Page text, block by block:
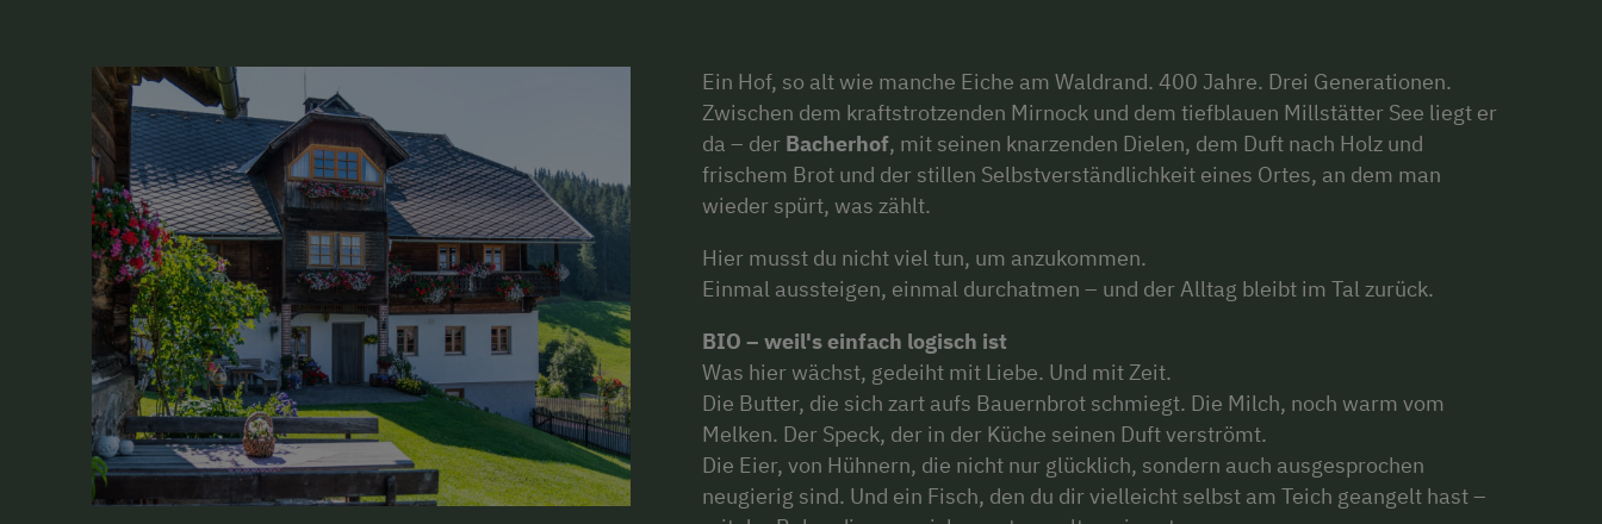
Ein Hof, so alt wie manche Eiche am Waldrand. 400 Jahre. Drei Generationen.
Zwischen dem kraftstrotzenden Mirnock und dem tiefblauen Millstätter See liegt er
da – der Bacherhof, mit seinen knarzenden Dielen, dem Duft nach Holz und
frischem Brot und der stillen Selbstverständlichkeit eines Ortes, an dem man
wieder spürt, was zählt.
Hier musst du nicht viel tun, um anzukommen.
Einmal aussteigen, einmal durchatmen – und der Alltag bleibt im Tal zurück.
BIO – weil's einfach logisch ist
Was hier wächst, gedeiht mit Liebe. Und mit Zeit.
Die Butter, die sich zart aufs Bauernbrot schmiegt. Die Milch, noch warm vom
Melken. Der Speck, der in der Küche seinen Duft verströmt.
Die Eier, von Hühnern, die nicht nur glücklich, sondern auch ausgesprochen
neugierig sind. Und ein Fisch, den du dir vielleicht selbst am Teich geangelt hast –